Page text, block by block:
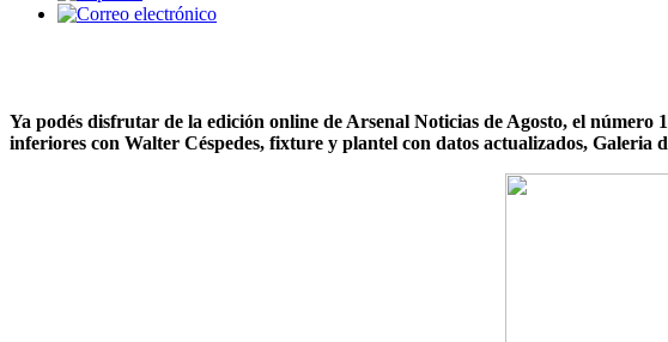
Ya podés disfrutar de la edición online de Arsenal Noticias de Agosto, el
inferiores con Walter Céspedes, fixture y plantel con datos actualizados, Galeria